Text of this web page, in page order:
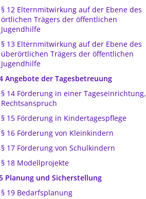
§ 12 Elternmitwirkung auf der Ebene des
örtlichen Trägers der öffentlichen
Jugendhilfe
§ 13 Elternmitwirkung auf der Ebene des
überörtlichen Trägers der öffentlichen
Jugendhilfe
Angebote der Tagesbetreuung
§ 14 Förderung in einer Tageseinrichtung,
Rechtsanspruch
§ 15 Förderung in Kindertagespflege
§ 16 Förderung von Kleinkindern
§ 17 Förderung von Schulkindern
§ 18 Modellprojekte
Planung und Sicherstellung
§ 19 Bedarfsplanung